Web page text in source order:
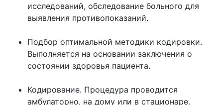
исследований, обследование больного для
выявления противопоказаний.
Подбор оптимальной методики кодировки.
Выполняется на основании заключения о
состоянии здоровья пациента.
Кодирование. Процедура проводится
амбулаторно, на дому или в стационаре.